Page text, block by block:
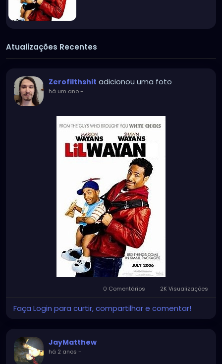
Atualizações Recentes
Zerofilthshit adicionou uma foto
há um ano-
0 Comentários 2K Visualizações
Faça Login para curtir, compartilhar e comentar!
JayMatthew
há 2 anos -